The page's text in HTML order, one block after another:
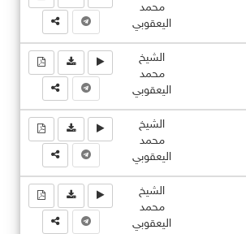
محمد
اليعقوبي
الشيخ
محمد
اليعقوبي
الشيخ
محمد
اليعقوبي
الشيخ
محمد
اليعقوبي